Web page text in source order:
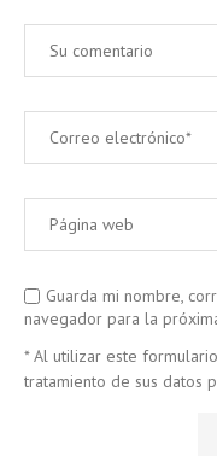
Guarda mi nombre,
navegador para la
* Al utilizar este
tratamiento de sus datos